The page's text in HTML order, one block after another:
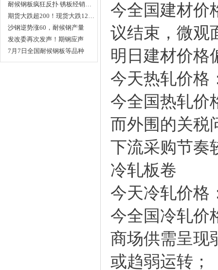
耐候钢板疯狂反扑 锈板经销…
期货大跌超200！现货大跌12…
沙钢逆势涨60，耐候钢产量
全…
发改委再次发声！期钢应声
下…
7月7日全国耐候钢板等品种
钢…
今全国建材价
议结束，微观
明日建材价格
今天热轧价格
今全国热轧价
而外围的关税
下流采购节奏
冷轧板卷
今天冷轧价格
今全国冷轧价
商场供需呈现
或趋弱运转；